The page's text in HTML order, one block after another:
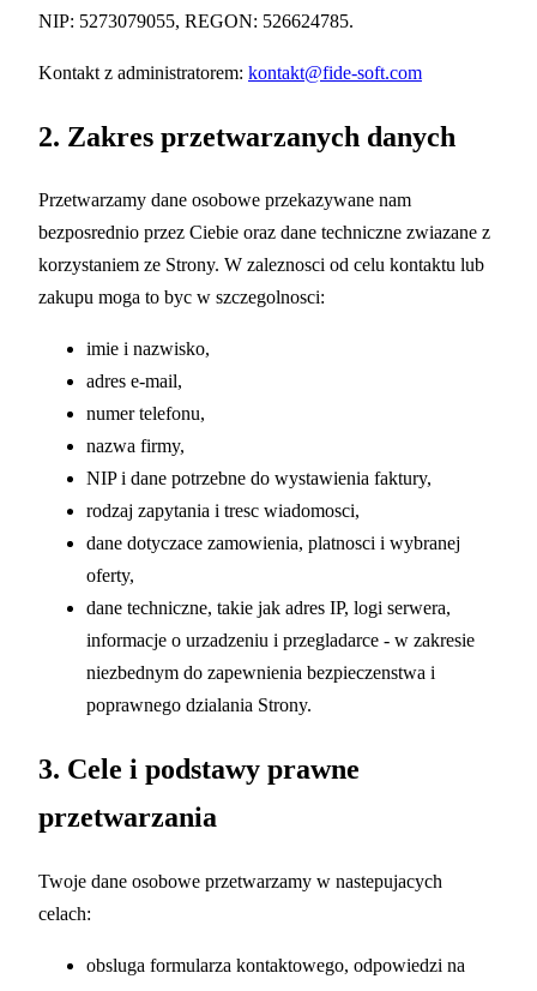
NIP: 5273079055, REGON: 526624785.
Kontakt z administratorem: kontakt@fide-soft.com
2. Zakres przetwarzanych danych
Przetwarzamy dane osobowe przekazywane nam
bezposrednio przez Ciebie oraz dane techniczne zwiazane z
korzystaniem ze Strony. W zaleznosci od celu kontaktu lub
zakupu moga to byc w szczegolnosci:
imie i nazwisko,
adres e-mail,
numer telefonu,
nazwa firmy,
NIP i dane potrzebne do wystawienia faktury,
rodzaj zapytania i tresc wiadomosci,
dane dotyczace zamowienia, platnosci i wybranej
oferty,
dane techniczne, takie jak adres IP, logi serwera,
informacje o urzadzeniu i przegladarce - w zakresie
niezbednym do zapewnienia bezpieczenstwa i
poprawnego dzialania Strony.
3. Cele i podstawy prawne
przetwarzania
Twoje dane osobowe przetwarzamy w nastepujacych
celach:
obsluga formularza kontaktowego, odpowiedzi na